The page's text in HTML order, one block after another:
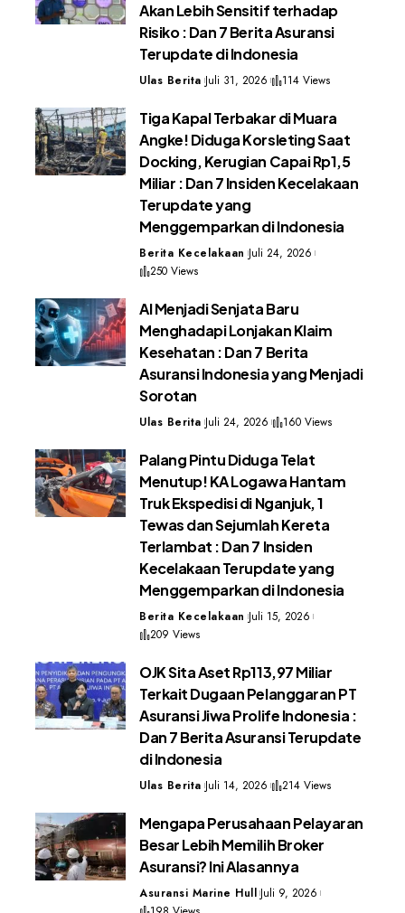
Akan Lebih Sensitif terhadap
Risiko : Dan 7 Berita Asuransi
Terupdate di Indonesia
Ulas Berita Juli 31, 2026 114 Views
Tiga Kapal Terbakar di Muara
Angke! Diduga Korsleting Saat
Docking, Kerugian Capai Rp1,5
Miliar : Dan 7 Insiden Kecelakaan
Terupdate yang
Menggemparkan di Indonesia
Berita Kecelakaan Juli 24, 2026
250 Views
AI Menjadi Senjata Baru
Menghadapi Lonjakan Klaim
Kesehatan : Dan 7 Berita
Asuransi Indonesia yang Menjadi
Sorotan
Ulas Berita Juli 24, 2026 160 Views
Palang Pintu Diduga Telat
Menutup! KA Logawa Hantam
Truk Ekspedisi di Nganjuk, 1
Tewas dan Sejumlah Kereta
Terlambat : Dan 7 Insiden
Kecelakaan Terupdate yang
Menggemparkan di Indonesia
Berita Kecelakaan Juli 15, 2026
209 Views
OJK Sita Aset Rp113,97 Miliar
Terkait Dugaan Pelanggaran PT
Asuransi Jiwa Prolife Indonesia :
Dan 7 Berita Asuransi Terupdate
di Indonesia
Ulas Berita Juli 14, 2026 214 Views
Mengapa Perusahaan Pelayaran
Besar Lebih Memilih Broker
Asuransi? Ini Alasannya
Asuransi Marine Hull Juli 9, 2026